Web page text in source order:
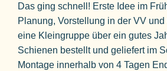
Das ging schnell! Erste Idee im
Planung, Vorstellung in der VV
eine Kleingruppe über ein gutes
Schienen bestellt und geliefert im
Montage innerhalb von 4 Tagen